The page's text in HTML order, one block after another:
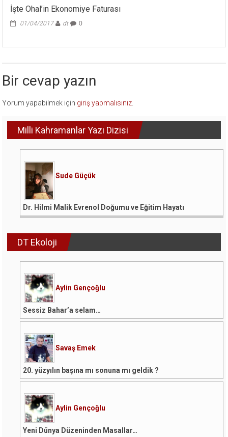
İşte Ohal’in Ekonomiye Faturası
01/04/2017 dt 0
Bir cevap yazın
Yorum yapabilmek için giriş yapmalısınız
Milli Kahramanlar Yazı Dizisi
Sude Güçük
Dr. Hilmi Malik Evrenol Doğumu ve Eğitim Hayatı
DT Ekoloji
Aylin Gençoğlu
Sessiz Bahar’a selam…
Savaş Emek
20. yüzyılın başına mı sonuna mı geldik ?
Aylin Gençoğlu
Yeni Dünya Düzeninden Masallar…